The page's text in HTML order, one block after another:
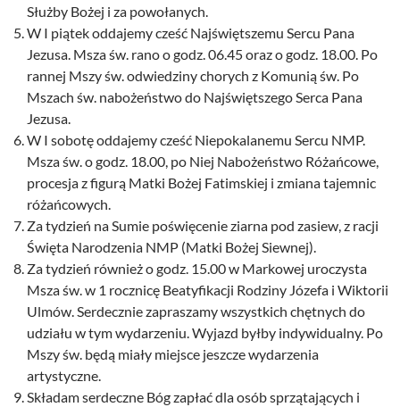
Służby Bożej i za powołanych.
W I piątek oddajemy cześć Najświętszemu Sercu Pana
Jezusa. Msza św. rano o godz. 06.45 oraz o godz. 18.00. Po
rannej Mszy św. odwiedziny chorych z Komunią św. Po
Mszach św. nabożeństwo do Najświętszego Serca Pana
Jezusa.
W I sobotę oddajemy cześć Niepokalanemu Sercu NMP.
Msza św. o godz. 18.00, po Niej Nabożeństwo Różańcowe,
procesja z figurą Matki Bożej Fatimskiej i zmiana tajemnic
różańcowych.
Za tydzień na Sumie poświęcenie ziarna pod zasiew, z racji
Święta Narodzenia NMP (Matki Bożej Siewnej).
Za tydzień również o godz. 15.00 w Markowej uroczysta
Msza św. w 1 rocznicę Beatyfikacji Rodziny Józefa i Wiktorii
Ulmów. Serdecznie zapraszamy wszystkich chętnych do
udziału w tym wydarzeniu. Wyjazd byłby indywidualny. Po
Mszy św. będą miały miejsce jeszcze wydarzenia
artystyczne.
Składam serdeczne Bóg zapłać dla osób sprzątających i